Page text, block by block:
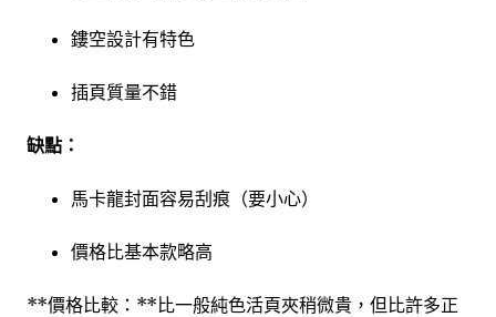
鏤空設計有特色
插頁質量不錯
缺點：
馬卡龍封面容易刮痕（要小心）
價格比基本款略高
**價格比較：**比一般純色活頁夾稍微貴，但比許多正